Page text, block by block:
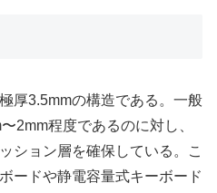
厚3.5mmの構造である。一般
2mm程度であるのに対し、
ション層を確保している。こ
ードや静電容量式キーボード